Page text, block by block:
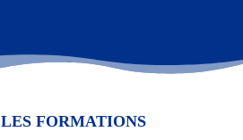
LES FORMATIONS